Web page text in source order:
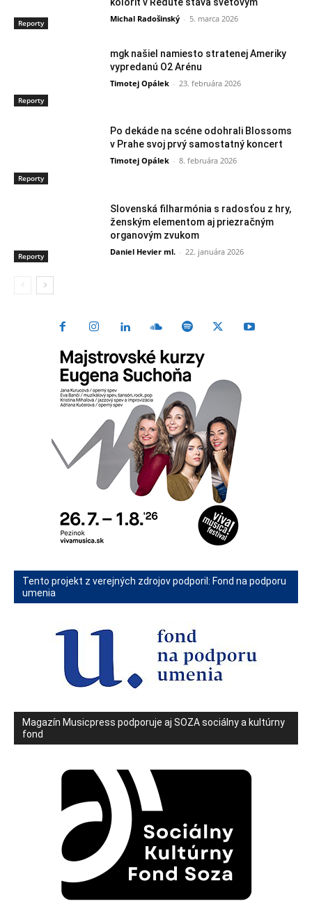
Reporty Michal Radošinský - 5. marca 2026
Reporty
mgk našiel namiesto stratenej Ameriky
vypredanú O2 Arénu
Timotej Opálek - 23. februára 2026
Reporty
Po dekáde na scéne odohrali Blossoms
v Prahe svoj prvý samostatný koncert
Timotej Opálek - 8. februára 2026
Reporty
Slovenská filharmónia s radosťou z hry,
ženským elementom aj priezračným
organovým zvukom
Daniel Hevier ml. - 22. januára 2026
Tento projekt z verejných zdrojov podporil: Fond na podporu
umenia
Magazín Musicpress podporuje aj SOZA sociálny a kultúrny
fond